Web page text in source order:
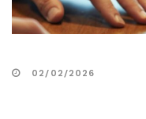
02/02/2026